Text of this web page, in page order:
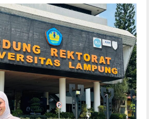
Remux
Coyote vs. Acme 2026 Pre-DVDRip
2160𝚙 AVC
August 7, 2026
Serialers
MATLAB R2024b Crack exe [Full] x64
Bypass
August 7, 2026